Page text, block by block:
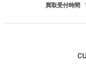
買取受付時間